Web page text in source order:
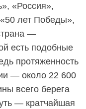
«Россия»,
лет Победы»,
—
есть подобные
протяженность
— около 22 600
всего берега
— кратчайшая